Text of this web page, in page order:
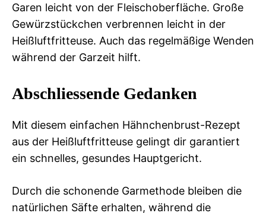
Garen leicht von der Fleischoberfläche. Große
Gewürzstückchen verbrennen leicht in der
Heißluftfritteuse. Auch das regelmäßige Wenden
während der Garzeit hilft.
Abschliessende Gedanken
Mit diesem einfachen Hähnchenbrust-Rezept
aus der Heißluftfritteuse gelingt dir garantiert
ein schnelles, gesundes Hauptgericht.
Durch die schonende Garmethode bleiben die
natürlichen Säfte erhalten, während die